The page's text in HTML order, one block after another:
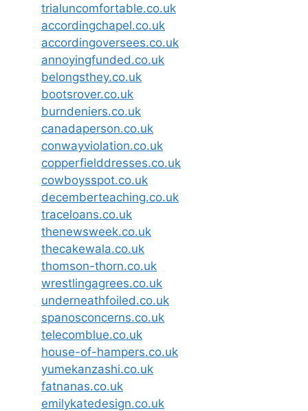
trialuncomfortable.co.uk
accordingchapel.co.uk
accordingoversees.co.uk
annoyingfunded.co.uk
belongsthey.co.uk
bootsrover.co.uk
burndeniers.co.uk
canadaperson.co.uk
conwayviolation.co.uk
copperfielddresses.co.uk
cowboysspot.co.uk
decemberteaching.co.uk
traceloans.co.uk
thenewsweek.co.uk
thecakewala.co.uk
thomson-thorn.co.uk
wrestlingagrees.co.uk
underneathfoiled.co.uk
spanosconcerns.co.uk
telecomblue.co.uk
house-of-hampers.co.uk
yumekanzashi.co.uk
fatnanas.co.uk
emilykatedesign.co.uk